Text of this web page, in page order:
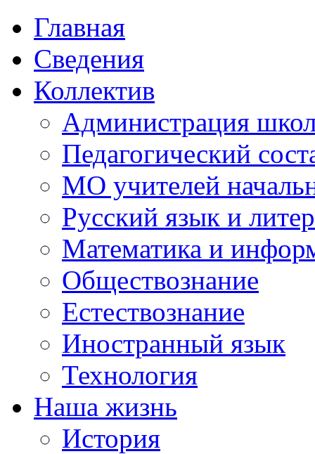
Главная
Сведения
Коллектив
Администрация
Педагогический
МО учителей
Русский язык и
Математика и
Обществознание
Естествознание
Иностранный язык
Технология
Наша жизнь
История